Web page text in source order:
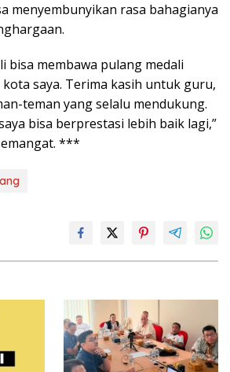
menyembunyikan rasa bahagianya
bisa membawa pulang medali
saya. Terima kasih untuk guru,
teman yang selalu mendukung.
bisa berprestasi lebih baik lagi,”
***